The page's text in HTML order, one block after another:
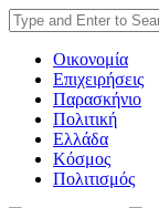
Οικονομία
Επιχειρήσεις
Παρασκήνιο
Πολιτική
Ελλάδα
Κόσμος
Πολιτισμός